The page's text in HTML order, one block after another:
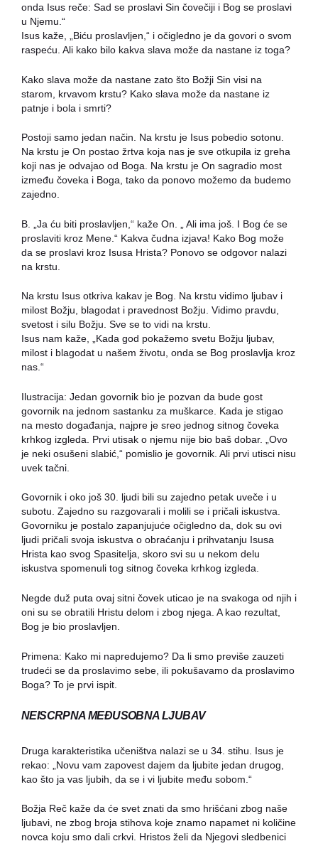
onda Isus reče: Sad se proslavi Sin čovečiji i Bog se proslavi
u Njemu.“
Isus kaže, „Biću proslavljen,“ i očigledno je da govori o svom
raspeću. Ali kako bilo kakva slava može da nastane iz toga?
Kako slava može da nastane zato što Božji Sin visi na
starom, krvavom krstu? Kako slava može da nastane iz
patnje i bola i smrti?
Postoji samo jedan način. Na krstu je Isus pobedio sotonu.
Na krstu je On postao žrtva koja nas je sve otkupila iz greha
koji nas je odvajao od Boga. Na krstu je On sagradio most
između čoveka i Boga, tako da ponovo možemo da budemo
zajedno.
B. „Ja ću biti proslavljen,“ kaže On. „ Ali ima još. I Bog će se
proslaviti kroz Mene.“ Kakva čudna izjava! Kako Bog može
da se proslavi kroz Isusa Hrista? Ponovo se odgovor nalazi
na krstu.
Na krstu Isus otkriva kakav je Bog. Na krstu vidimo ljubav i
milost Božju, blagodat i pravednost Božju. Vidimo pravdu,
svetost i silu Božju. Sve se to vidi na krstu.
Isus nam kaže, „Kada god pokažemo svetu Božju ljubav,
milost i blagodat u našem životu, onda se Bog proslavlja kroz
nas.“
Ilustracija: Jedan govornik bio je pozvan da bude gost
govornik na jednom sastanku za muškarce. Kada je stigao
na mesto događanja, najpre je sreo jednog sitnog čoveka
krhkog izgleda. Prvi utisak o njemu nije bio baš dobar. „Ovo
je neki osušeni slabić,“ pomislio je govornik. Ali prvi utisci nisu
uvek tačni.
Govornik i oko još 30. ljudi bili su zajedno petak uveče i u
subotu. Zajedno su razgovarali i molili se i pričali iskustva.
Govorniku je postalo zapanjujuće očigledno da, dok su ovi
ljudi pričali svoja iskustva o obraćanju i prihvatanju Isusa
Hrista kao svog Spasitelja, skoro svi su u nekom delu
iskustva spomenuli tog sitnog čoveka krhkog izgleda.
Negde duž puta ovaj sitni čovek uticao je na svakoga od njih i
oni su se obratili Hristu delom i zbog njega. A kao rezultat,
Bog je bio proslavljen.
Primena: Kako mi napredujemo? Da li smo previše zauzeti
trudeći se da proslavimo sebe, ili pokušavamo da proslavimo
Boga? To je prvi ispit.
NEISCRPNA MEÐUSOBNA LJUBAV
Druga karakteristika učeništva nalazi se u 34. stihu. Isus je
rekao: „Novu vam zapovest dajem da ljubite jedan drugog,
kao što ja vas ljubih, da se i vi ljubite među sobom.“
Božja Reč kaže da će svet znati da smo hrišćani zbog naše
ljubavi, ne zbog broja stihova koje znamo napamet ni količine
novca koju smo dali crkvi. Hristos želi da Njegovi sledbenici